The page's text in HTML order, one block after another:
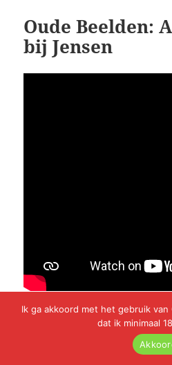
Oude Beelden:
bij Jensen
Categorieën
Oude Beelden
Ik ga akkoord met het gebruik van
dat ik minimaal